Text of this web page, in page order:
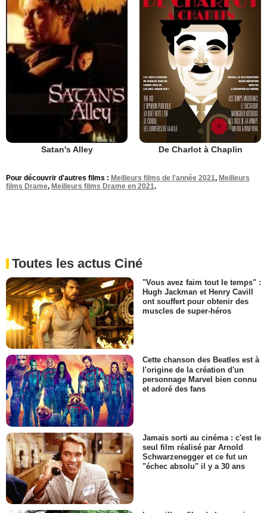
Satan's Alley De Charlot à Chaplin
Pour découvrir d'autres films : Meilleurs films de l'année 2021, Meilleurs
films Drame, Meilleurs films Drame en 2021.
Toutes les actus Ciné
"Vous avez faim tout le temps" :
Hugh Jackman et Henry Cavill
ont souffert pour obtenir des
muscles de super-héros
Cette chanson des Beatles est à
l'origine de la création d'un
personnage Marvel bien connu
et adoré des fans
Jamais sorti au cinéma : c'est le
seul film réalisé par Arnold
Schwarzenegger et ce fut un
"échec absolu" il y a 30 ans